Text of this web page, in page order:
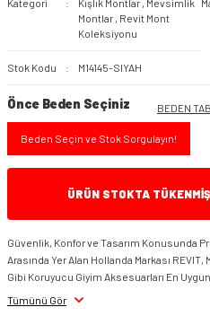
Kategori Kışlık Montlar , Mevsimlik
Montlar , Revit Mont
Koleksiyonu
Stok Kodu M14145-SIYAH
Önce Beden Seçiniz BEDEN
Beden Seçin ve Stok Sorgulayın!
ÜRÜN STOKTA
Güvenlik, Konfor ve Tasarım Konusunda
Arasında Yer Alan Hollanda Markası
Gibi Koruyucu Giyim Aksesuarları En
Tümünü Gör